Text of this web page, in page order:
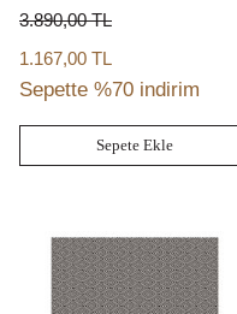
3.890,00TL
1.167,00 TL
Sepette %70 indirim
Sepete Ekle